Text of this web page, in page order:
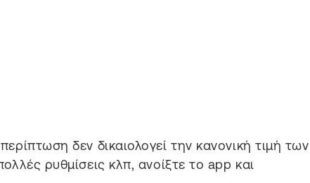
δεν δικαιολογεί την κανονική τιμή των
ρυθμίσεις κλπ, ανοίξτε το app και